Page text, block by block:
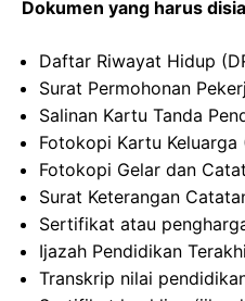
Dokumen yang harus
Daftar Riwayat Hidup
Surat Permohonan
Salinan Kartu Tanda
Fotokopi Kartu Keluarga
Fotokopi Gelar dan
Surat Keterangan
Sertifikat atau
Ijazah Pendidikan
Transkrip nilai